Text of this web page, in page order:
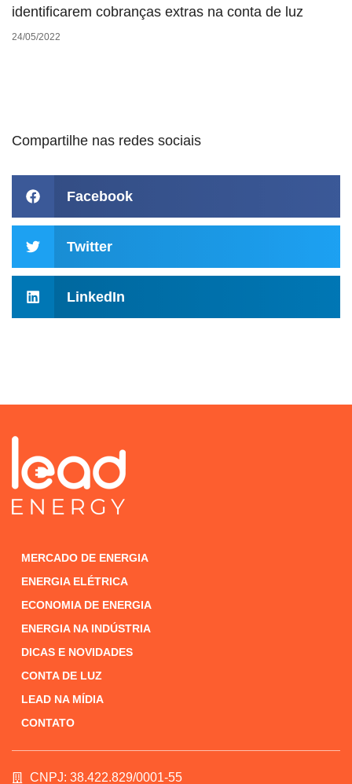
identificarem cobranças extras na conta de luz
24/05/2022
Compartilhe nas redes sociais
Facebook
Twitter
LinkedIn
MERCADO DE ENERGIA
ENERGIA ELÉTRICA
ECONOMIA DE ENERGIA
ENERGIA NA INDÚSTRIA
DICAS E NOVIDADES
CONTA DE LUZ
LEAD NA MÍDIA
CONTATO
CNPJ: 38.422.829/0001-55